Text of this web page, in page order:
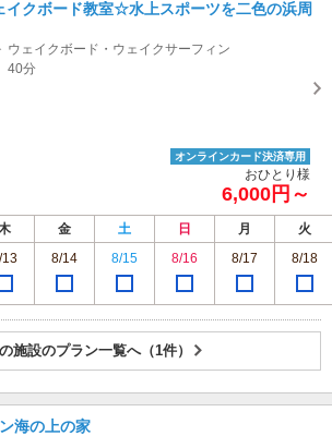
イクボード教室☆水上スポーツを二色の浜周
ウェイクボード・ウェイクサーフィン
40分
オンラインカード決済専用
おひとり様
6,000円～
金 土 日 月
火
13 8/14 8/15 8/16 8/17 8/18
施設のプラン一覧へ（1件）
海の上の家